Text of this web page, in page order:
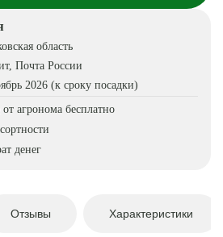
область
Почта России
2026 (к сроку посадки)
от агронома бесплатно
денег
Отзывы Характеристики